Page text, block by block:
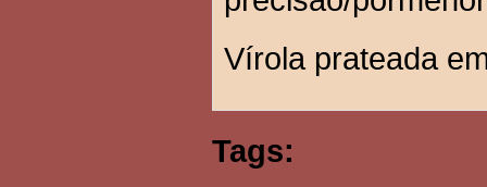
Vírola prateada
Tags: